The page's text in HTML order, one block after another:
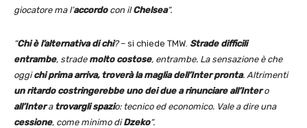
giocatore ma l’accordocon ilChelsea“.
“Chi è l’alternativa di chi?– si chiede TMW. Strade difficili
entrambe, strade molto costose, entrambe. La sensazione è che
oggichi prima arriva, troverà la maglia dell’Inter pronta. Altrimenti
un ritardo costringerebbe uno dei due a rinunciare all’Intero
all’Intera trovargli spazio: tecnico ed economico. Vale a dire una
cessione, come minimo diDzeko“.